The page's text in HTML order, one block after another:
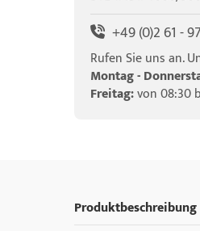
+49 (0)2 61 -
Rufen Sie uns an.
Montag -
Freitag:von 08:30
Produktbeschreibung